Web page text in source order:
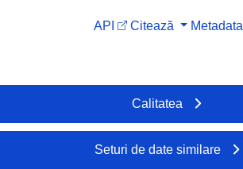
API Citează Metadata
Calitatea
Seturi de date similare